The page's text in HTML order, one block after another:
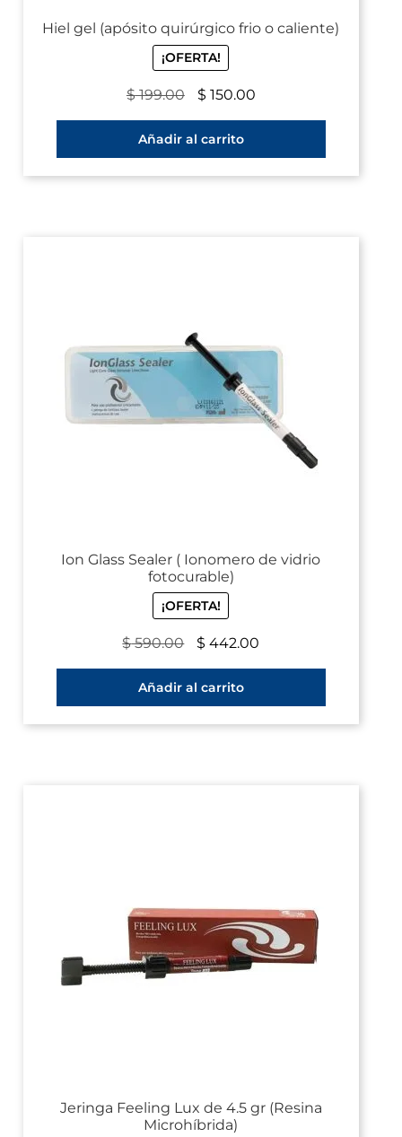
Hiel gel (apósito quirúrgico frio o caliente)
¡OFERTA!
$199.00 $ 150.00
Añadir al carrito
Ion Glass Sealer ( Ionomero de vidrio
fotocurable)
¡OFERTA!
$590.00 $ 442.00
Añadir al carrito
Jeringa Feeling Lux de 4.5 gr (Resina
Microhíbrida)